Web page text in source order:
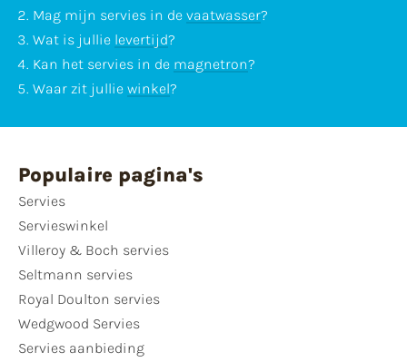
Mag mijn servies in de vaatwasser?
Wat is jullie levertijd?
Kan het servies in de magnetron?
Waar zit jullie winkel?
Populaire pagina's
Servies
Servieswinkel
Villeroy & Boch servies
Seltmann servies
Royal Doulton servies
Wedgwood Servies
Servies aanbieding